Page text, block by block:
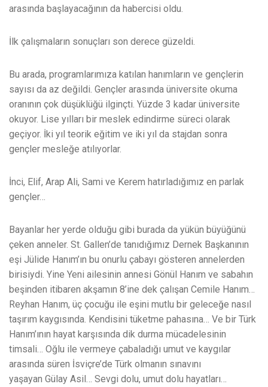
arasında başlayacağının da habercisi oldu.
İlk çalışmaların sonuçları son derece güzeldi.
Bu arada, programlarımıza katılan hanımların ve gençlerin
sayısı da az değildi. Gençler arasında üniversite okuma
oranının çok düşüklüğü ilginçti. Yüzde 3 kadar üniversite
okuyor. Lise yılları bir meslek edindirme süreci olarak
geçiyor. İki yıl teorik eğitim ve iki yıl da stajdan sonra
gençler mesleğe atılıyorlar.
İnci, Elif, Arap Ali, Sami ve Kerem hatırladığımız en parlak
gençler…
Bayanlar her yerde olduğu gibi burada da yükün büyüğünü
çeken anneler. St. Gallen’de tanıdığımız Dernek Başkanının
eşi Jülide Hanım’ın bu onurlu çabayı gösteren annelerden
birisiydi. Yine Yeni ailesinin annesi Gönül Hanım ve sabahın
beşinden itibaren akşamın 8’ine dek çalışan Cemile Hanım…
Reyhan Hanım, üç çocuğu ile eşini mutlu bir geleceğe nasıl
taşırım kaygısında. Kendisini tüketme pahasına… Ve bir Türk
Hanım’ının hayat karşısında dik durma mücadelesinin
timsali… Oğlu ile vermeye çabaladığı umut ve kaygılar
arasında süren İsviçre’de Türk olmanın sınavını
yaşayan Gülay Asil… Sevgi dolu, umut dolu hayatları…